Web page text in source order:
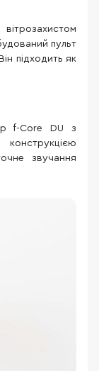
пульт
підходить як
f-Core DU з
звучання